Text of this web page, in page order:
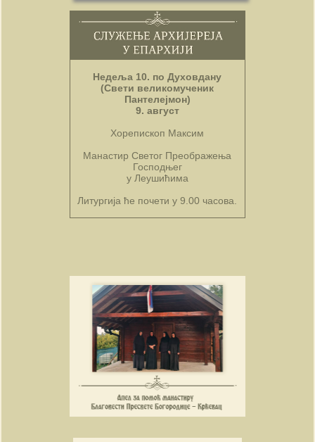
Недеља 10. по Духовдану
(Свети великомученик
Пантелејмон)
9. август
Хорепископ Максим
Манастир Светог Преображења
Господњег
у Леушићима
Литургија ће почети у 9.00 часова.